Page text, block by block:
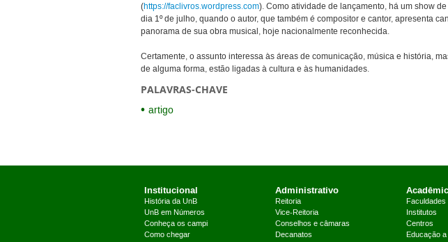
(https://faclivros.wordpress.com). Como atividade de lançamento, há um show
dia 1º de julho, quando o autor, que também é compositor e cantor, apresenta
panorama de sua obra musical, hoje nacionalmente reconhecida.
Certamente, o assunto interessa às áreas de comunicação, música e história,
de alguma forma, estão ligadas à cultura e às humanidades.
PALAVRAS-CHAVE
artigo
Institucional
História da UnB
UnB em Números
Conheça os campi
Como chegar
Administrativo
Reitoria
Vice-Reitoria
Conselhos e câmaras
Decanatos
Faculdades
Institutos
Centros
Educação